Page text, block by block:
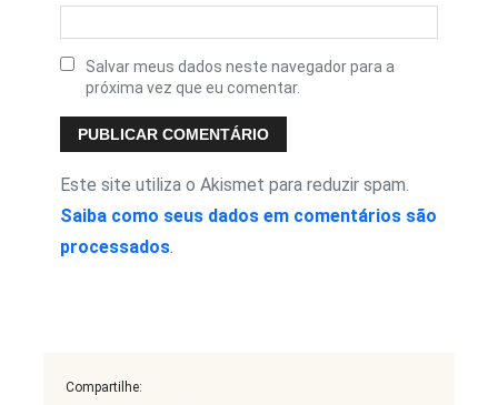
Salvar meus dados neste navegador para a
próxima vez que eu comentar.
Este site utiliza o Akismet para reduzir spam.
Saiba como seus dados em comentários são
processados.
Compartilhe: